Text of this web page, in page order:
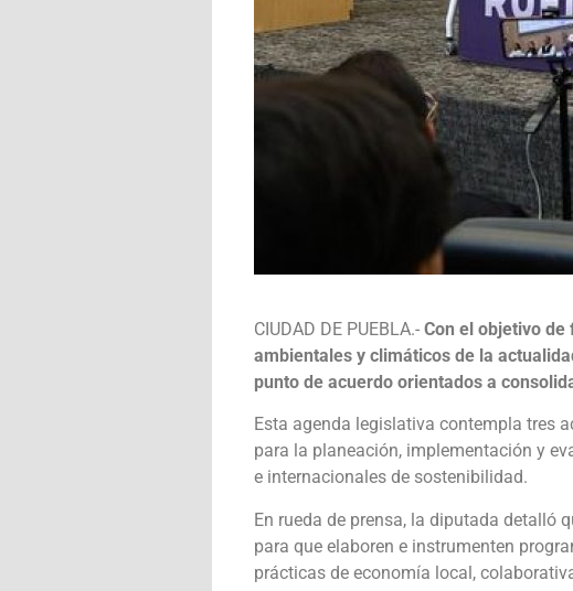
CIUDAD DE PUEBLA.-Con el objetivo
ambientales y climáticos de la
punto de acuerdo orientados a
Esta agenda legislativa contempla tres
para la planeación, implementación y
e internacionales de sostenibilidad.
En rueda de prensa, la diputada detalló
para que elaboren e instrumenten
prácticas de economía local,